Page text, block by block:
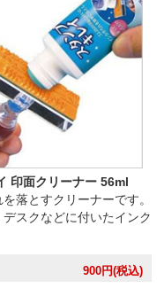
印面クリーナー 56ml
落とすクリーナーです。
スクなどに付いたインク
900円(税込)